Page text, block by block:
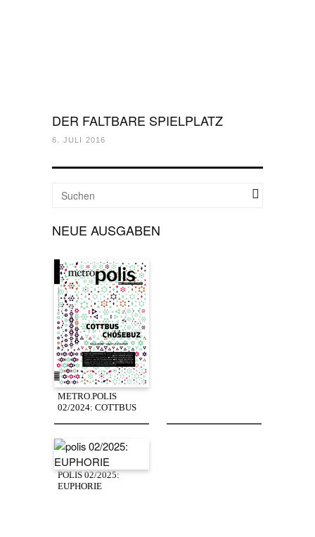
DER FALTBARE SPIELPLATZ
6. JULI 2016
NEUE AUSGABEN
METRO.POLIS
02/2024: COTTBUS
POLIS 02/2025:
EUPHORIE